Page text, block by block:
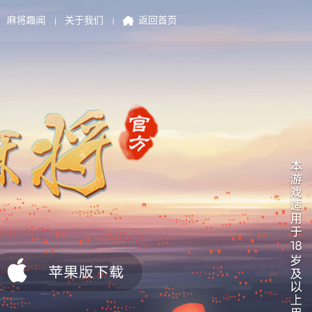
麻将趣闻 关于我们 返回首页